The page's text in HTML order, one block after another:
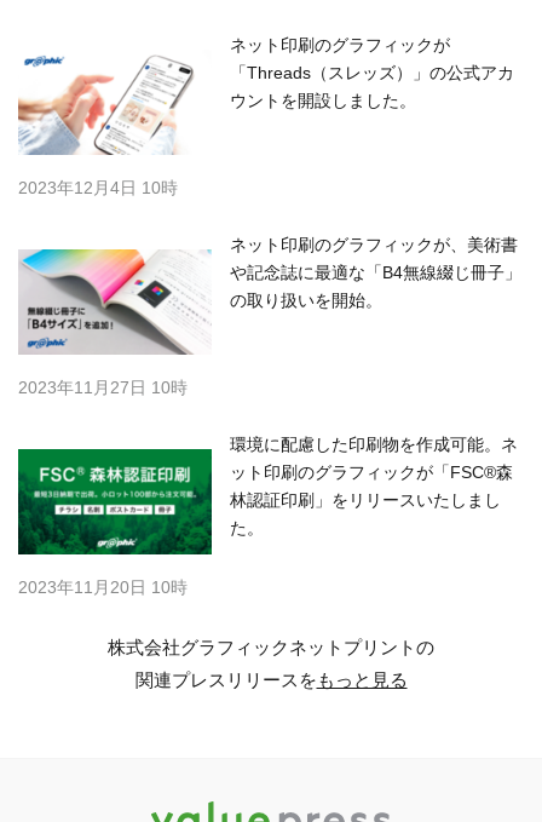
ネット印刷のグラフィックが
「Threads（スレッズ）」の公式アカ
ウントを開設しました。
2023年12月4日 10時
ネット印刷のグラフィックが、美術書
や記念誌に最適な「B4無線綴じ冊子」
の取り扱いを開始。
2023年11月27日 10時
環境に配慮した印刷物を作成可能。ネ
ット印刷のグラフィックが「FSC®森
林認証印刷」をリリースいたしまし
た。
2023年11月20日 10時
株式会社グラフィックネットプリントの
関連プレスリリースをもっと見る